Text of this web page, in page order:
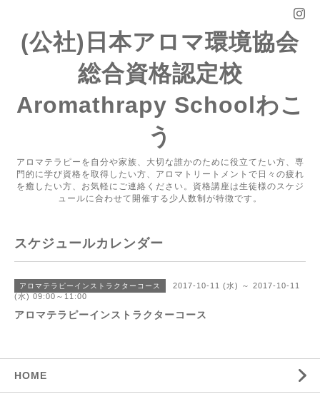
(公社)日本アロマ環境協会
総合資格認定校
Aromathrapy Schoolわこ
う
アロマテラピーを自分や家族、大切な誰かのために役立てたい方、専
門的に学び資格を取得したい方、アロマトリートメントで日々の疲れ
を癒したい方、お気軽にご連絡ください。資格講座は生徒様のスケジ
ュールに合わせて開催する少人数制が特徴です。
スケジュールカレンダー
アロマテラピーインストラクターコース
2017-10-11 (水) ～ 2017-10-11
(水) 09:00～11:00
アロマテラピーインストラクターコース
HOME